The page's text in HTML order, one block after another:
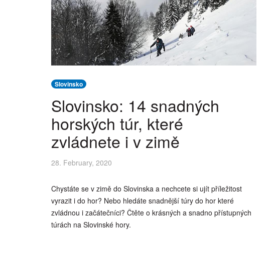
Slovinsko
Slovinsko: 14 snadných
horských túr, které
zvládnete i v zimě
28. February, 2020
Chystáte se v zimě do Slovinska a nechcete si ujít příležitost
vyrazit i do hor? Nebo hledáte snadnější túry do hor které
zvládnou i začátečníci? Čtěte o krásných a snadno přístupných
túrách na Slovinské hory.